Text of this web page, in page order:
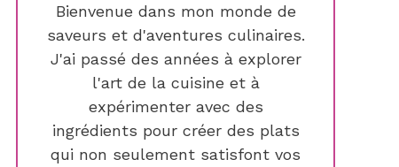
Bienvenue dans mon monde de
saveurs et d'aventures culinaires.
J'ai passé des années à explorer
l'art de la cuisine et à
expérimenter avec des
ingrédients pour créer des plats
qui non seulement satisfont vos